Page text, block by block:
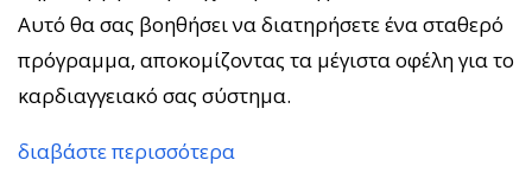
Αυτό θα σας βοηθήσει να διατηρήσετε ένα σταθερό
πρόγραμμα, αποκομίζοντας τα μέγιστα οφέλη για το
καρδιαγγειακό σας σύστημα.
διαβάστε περισσότερα